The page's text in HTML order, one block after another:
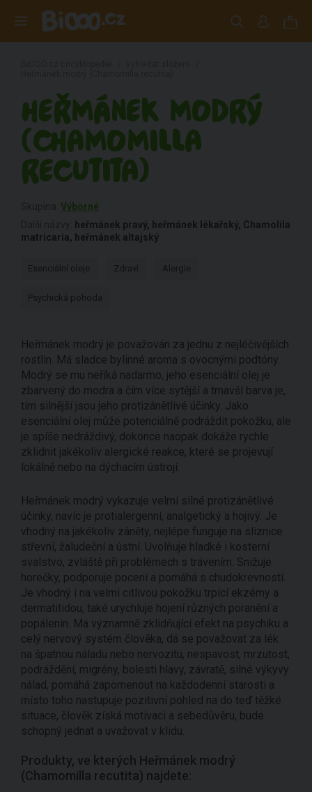
HEŘMÁNEK MODRÝ
(CHAMOMILLA
RECUTITA)
Výborné
heřmánek pravý, heřmánek lékařský, Chamolila
matricaria, heřmánek altajský
Esenciální oleje Zdraví Alergie
Psychická pohoda
Heřmánek modrý je považován za jednu z nejléčivějších
rostlin. Má sladce bylinné aroma s ovocnými podtóny.
Modrý se mu neříká nadarmo, jeho esenciální olej je
zbarvený do modra a čím více sytější a tmavší barva je,
tím silnější jsou jeho protizánětlivé účinky. Jako
esenciální olej může potenciálně podráždit pokožku, ale
je spíše nedráždivý, dokonce naopak dokáže rychle
zklidnit jakékoliv alergické reakce, které se projevují
lokálně nebo na dýchacím ústrojí.
Heřmánek modrý vykazuje velmi silné protizánětlivé
účinky, navíc je protialergenní, analgetický a hojivý. Je
vhodný na jakékoliv záněty, nejlépe funguje na sliznice
střevní, žaludeční a ústní. Uvolňuje hladké i kosterní
svalstvo, zvláště při problémech s trávením. Snižuje
horečky, podporuje pocení a pomáhá s chudokrevností.
Je vhodný i na velmi citlivou pokožku trpící ekzémy a
dermatitidou, také urychluje hojení různých poranění a
popálenin. Má významně zklidňující efekt na psychiku a
celý nervový systém člověka, dá se považovat za lék
na špatnou náladu nebo nervozitu, nespavost, mrzutost,
podráždění, migrény, bolesti hlavy, závratě, silné výkyvy
nálad, pomáhá zapomenout na každodenní starosti a
místo toho nastupuje pozitivní pohled na do teď těžké
situace, člověk získá motivaci a sebedůvěru, bude
schopný jednat a uvažovat v klidu.
Produkty, ve kterých Heřmánek modrý
(Chamomilla recutita) najdete: